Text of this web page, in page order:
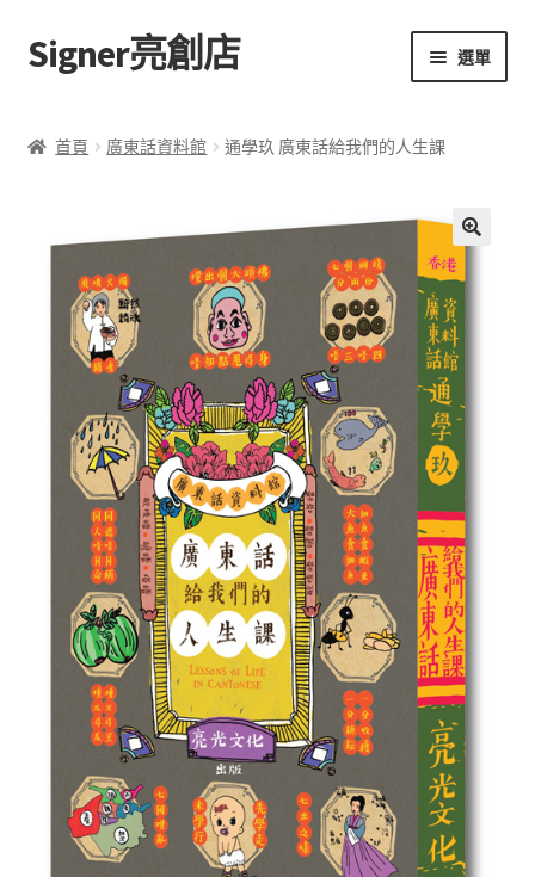
跳
至
覽
跳
至
要
Signer亮創店 選單
學校選書（小學）
學校選書（中學）
「此時此地 看見亮光」2025特展
網上書店
無紙書
聯絡我們+郵費
海外訂購書籍
首頁 廣東話資料館 通學玖 廣東話給我們的人生課